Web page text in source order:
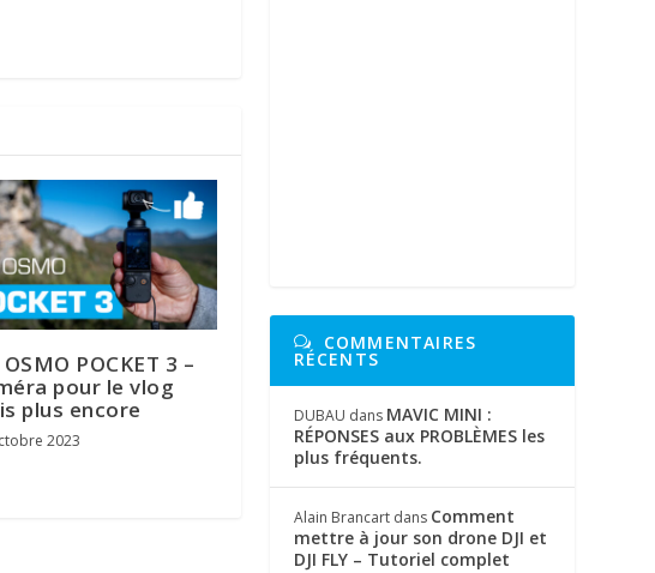
OSMO POCKET 3 –
pour le vlog
plus encore
2023
COMMENTAIRES
RÉCENTS
DUBAU dans MAVIC MINI :
RÉPONSES aux PROBLÈMES les
plus fréquents.
Alain Brancartdans Comment
mettre à jour son drone DJI et
DJI FLY – Tutoriel complet